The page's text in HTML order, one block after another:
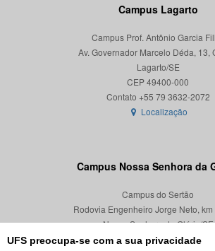
UFS preocupa-se com a sua privacidade
Campus Lagarto
Campus Prof. Antônio Garcia
Av. Governador Marcelo Déda, 13,
Lagarto/SE
CEP 49400-000
Localização
Campus Nossa Senhora da
Campus do Sertão
Rodovia Engenheiro Jorge Neto, km
Nossa Senhora da Glória/SE
CEP 49680-000